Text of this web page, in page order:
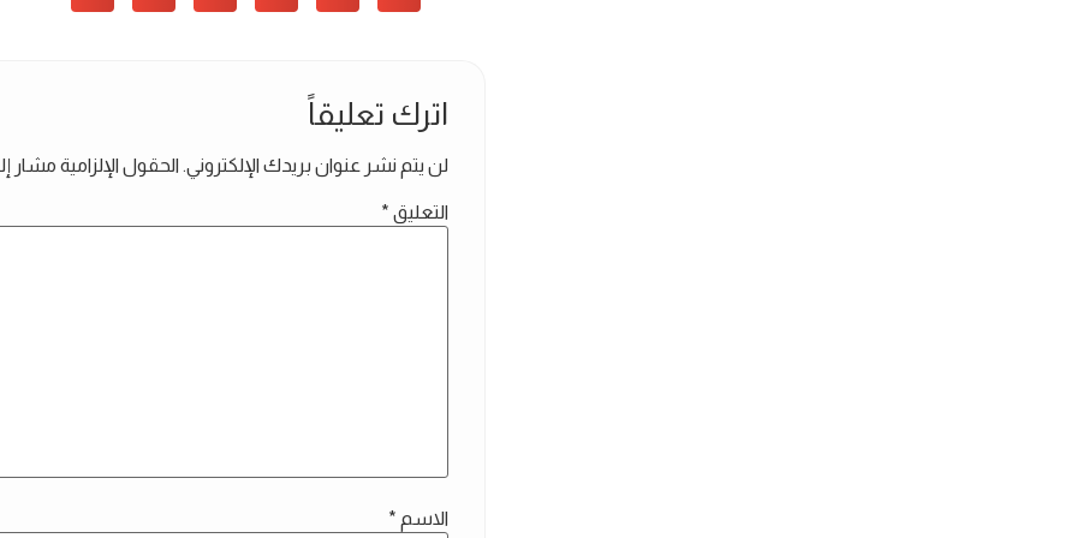
اترك تعليقاً
لن يتم نشر عنوان بريدك الإلكتروني. الحقول الإلزامية مشار
التعليق *
الاسم *